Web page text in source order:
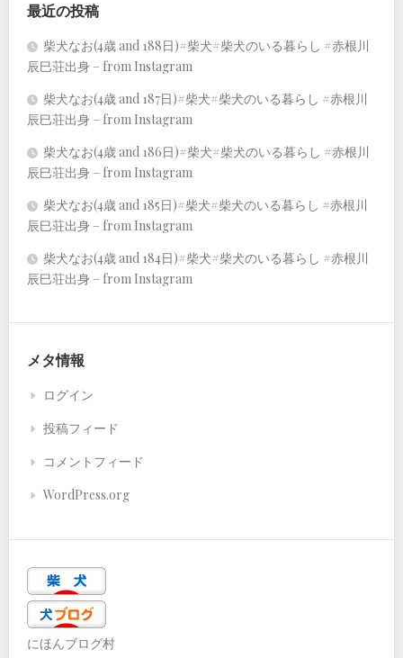
最近の投稿
柴犬なお(4歳 and 188日)#柴犬#柴犬のいる暮らし #赤根川
辰巳荘出身 – from Instagram
柴犬なお(4歳 and 187日)#柴犬#柴犬のいる暮らし #赤根川
辰巳荘出身 – from Instagram
柴犬なお(4歳 and 186日)#柴犬#柴犬のいる暮らし #赤根川
辰巳荘出身 – from Instagram
柴犬なお(4歳 and 185日)#柴犬#柴犬のいる暮らし #赤根川
辰巳荘出身 – from Instagram
柴犬なお(4歳 and 184日)#柴犬#柴犬のいる暮らし #赤根川
辰巳荘出身 – from Instagram
メタ情報
ログイン
投稿フィード
コメントフィード
WordPress.org
にほんブログ村